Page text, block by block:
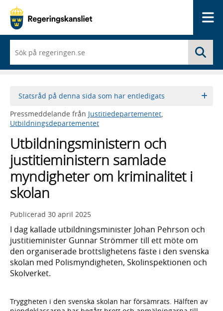
du
börjar
skriva
framträder
lista
med
sökförslag
Statsråd på denna sida som har entledigats
Pressmeddelande från Justitiedepartementet
Utbildningsdepartementet
Utbildningsministern och
justitieministern samlade
myndigheter om kriminalitet i
skolan
Publicerad 30 april 2025
I dag kallade utbildningsminister Johan Pehrson och
justitieminister Gunnar Strömmer till ett möte om
den organiserade brottslighetens fäste i den svenska
skolan med Polismyndigheten, Skolinspektionen och
Skolverket.
Tryggheten i den svenska skolan har försämrats. Hälften av